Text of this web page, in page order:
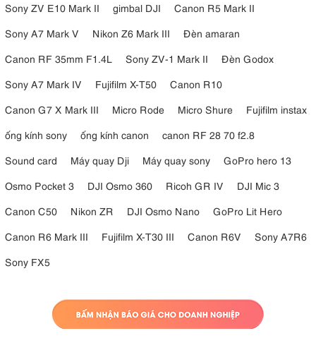
Sony ZV E10 Mark II
gimbal DJI
Canon R5 Mark II
Sony A7 Mark V
Nikon Z6 Mark III
Đèn amaran
Canon RF 35mm F1.4L
Sony ZV-1 Mark II
Đèn Godox
Sony A7 Mark IV
Fujifilm X-T50
Canon R10
Canon G7 X Mark III
Micro Rode Micro Shure
Fujifilm instax
ống kính sony
ống kính canon
canon RF 28 70 f2.8
Sound card
Máy quay Dji Máy quay sony
GoPro hero 13
Osmo Pocket 3
DJI Osmo 360 Ricoh GR IV
DJI Mic 3
Canon C50
Nikon ZR DJI Osmo Nano
GoPro Lit Hero
Canon R6 Mark III
Fujifilm X-T30 III Canon R6V
Sony A7R6
Sony FX5